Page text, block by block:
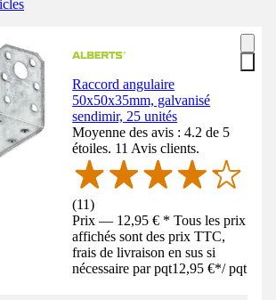
Raccord angulaire
50x50x35mm, galvanisé
sendimir, 25 unités
Moyenne des avis : 4.2 de 5
étoiles. 11 Avis clients.
(11)
Prix — 12,95 € * Tous les prix
affichés sont des prix TTC,
frais de livraison en sus si
nécessaire par pqt12,95 €*/ pqt